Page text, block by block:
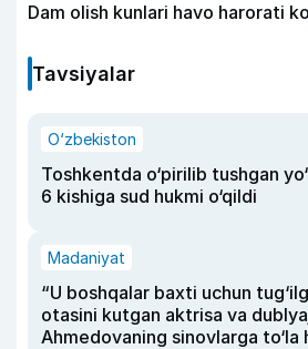
Dam olish kunlari havo harorati
Tavsiyalar
O‘zbekiston
Toshkentda o‘pirilib tushgan
6 kishiga sud hukmi o‘qildi
Madaniyat
“U boshqalar baxti uchun
otasini kutgan aktrisa va
Ahmedovaning sinovlarga to‘la